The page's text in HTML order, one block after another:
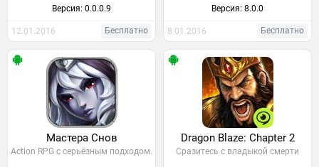
Версия: 0.0.0.9
12.01.2016 Бесплатно
Версия: 8.0.0
8.01.2016 Бесплатно
Мастера Снов
Action RPG с серьёзным подходом.
Dragon Blaze: Chapter 2
Сразитесь с владыкой смерти